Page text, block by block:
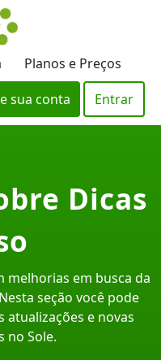
Planos e Preços
sua conta Entrar
Dicas
melhorias em busca da
seção você pode
atualizações e novas
no Sole.